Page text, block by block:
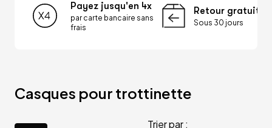
Payez jusqu'en 4x
par carte bancaire sans
frais
Retour gratuit
Sous 30 jours
Casques pour trottinette
Trier par :